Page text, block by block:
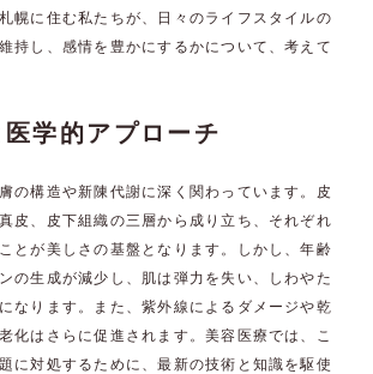
幌に住む私たちが、日々のライフスタイルの
持し、感情を豊かにするかについて、考えて
学的アプローチ
の構造や新陳代謝に深く関わっています。皮
皮、皮下組織の三層から成り立ち、それぞれ
とが美しさの基盤となります。しかし、年齢
の生成が減少し、肌は弾力を失い、しわやた
なります。また、紫外線によるダメージや乾
化はさらに促進されます。美容医療では、こ
に対処するために、最新の技術と知識を駆使